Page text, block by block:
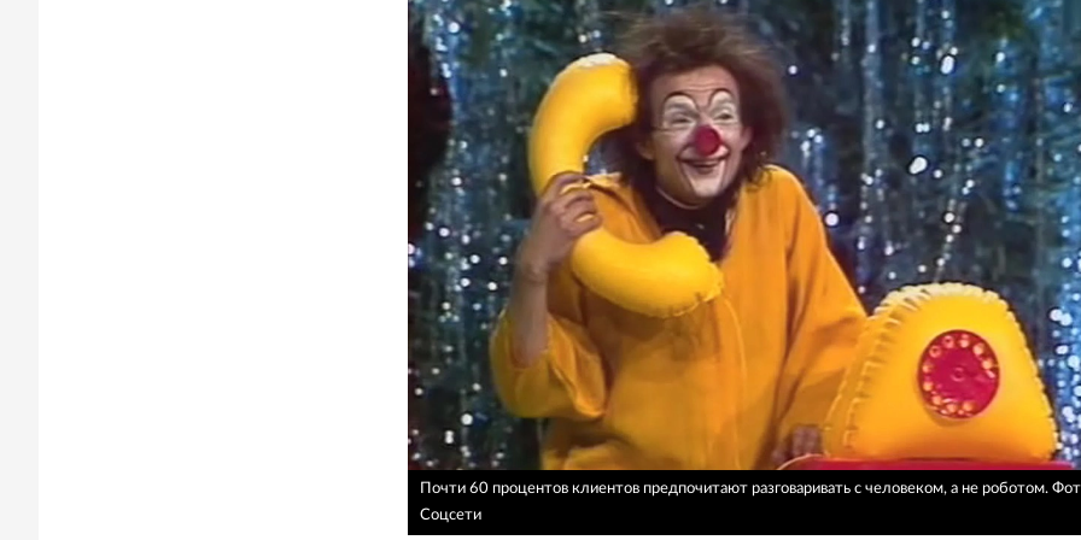
Почти 60 процентов клиентов предпочитают разговаривать с человеком, а не роботом.
Соцсети